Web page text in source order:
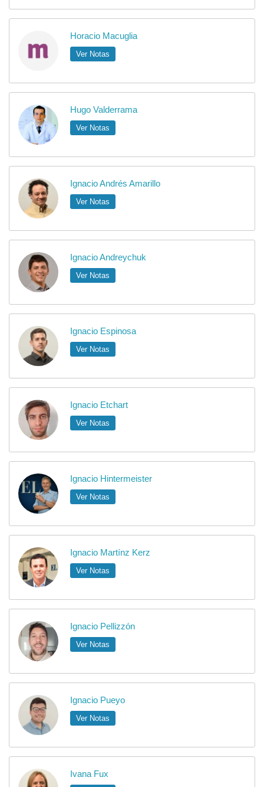
Horacio Macuglia
Ver Notas
Hugo Valderrama
Ver Notas
Ignacio Andrés Amarillo
Ver Notas
Ignacio Andreychuk
Ver Notas
Ignacio Espinosa
Ver Notas
Ignacio Etchart
Ver Notas
Ignacio Hintermeister
Ver Notas
Ignacio Martínz Kerz
Ver Notas
Ignacio Pellizzón
Ver Notas
Ignacio Pueyo
Ver Notas
Ivana Fux